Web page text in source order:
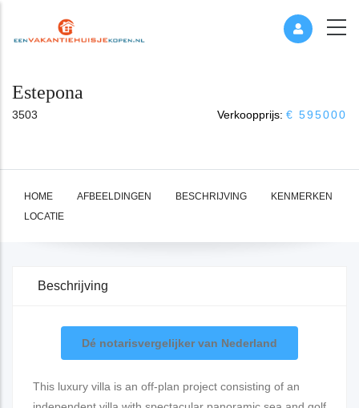
Estepona
3503 Verkoopprijs: € 595000
HOME AFBEELDINGEN BESCHRIJVING
KENMERKEN
LOCATIE
Beschrijving
Dé notarisvergelijker van Nederland
This luxury villa is an off-plan project consisting of an